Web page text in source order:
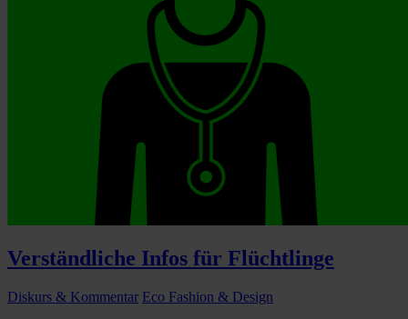
Verständliche Infos für Flüchtlinge
Diskurs & Kommentar Eco Fashion & Design